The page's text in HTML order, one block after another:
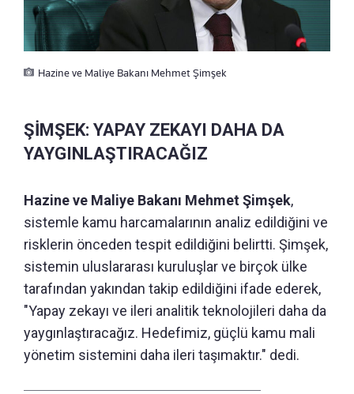
Hazine ve Maliye Bakanı Mehmet Şimşek
ŞİMŞEK: YAPAY ZEKAYI DAHA DA
YAYGINLAŞTIRACAĞIZ
Hazine ve Maliye Bakanı Mehmet Şimşek,
sistemle kamu harcamalarının analiz edildiğini ve
risklerin önceden tespit edildiğini belirtti. Şimşek,
sistemin uluslararası kuruluşlar ve birçok ülke
tarafından yakından takip edildiğini ifade ederek,
"Yapay zekayı ve ileri analitik teknolojileri daha da
yaygınlaştıracağız. Hedefimiz, güçlü kamu mali
yönetim sistemini daha ileri taşımaktır." dedi.